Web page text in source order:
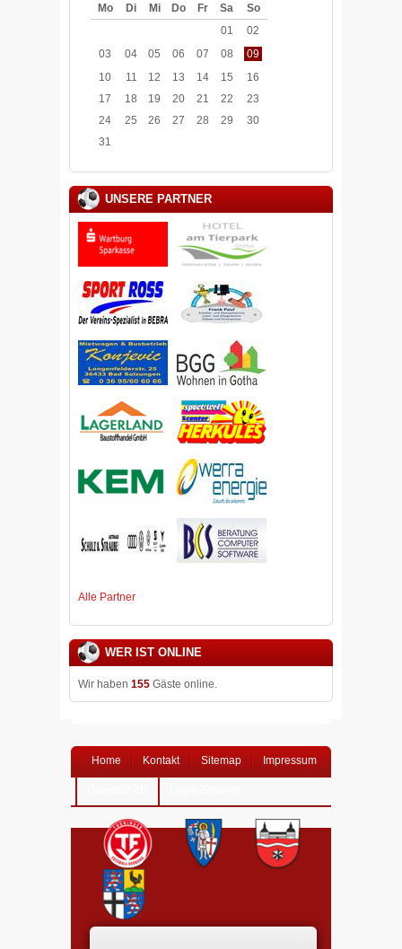
Mo Di Mi Do Fr Sa
So
01
02
03
04 05 06 07 08
09
10
11 12 13 14 15
16
17
18 19 20 21 22
23
24
25 26 27 28 29
30
31
UNSERE PARTNER
Alle Partner
WER IST ONLINE
Wir haben 155 Gäste online.
Home Kontakt Sitemap Impressum